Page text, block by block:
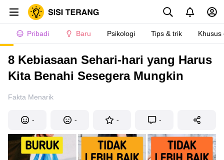
Pribadi Baru Psikologi Tips & trik Khusus
8 Kebiasaan Sehari-hari yang Harus
Kita Benahi Sesegera Mungkin
Fakta Menarik
- - - -